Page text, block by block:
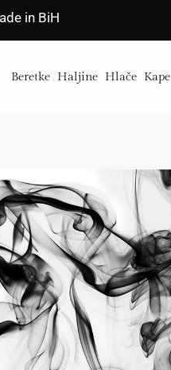
in BiH
Beretke Haljine Hlače Kape